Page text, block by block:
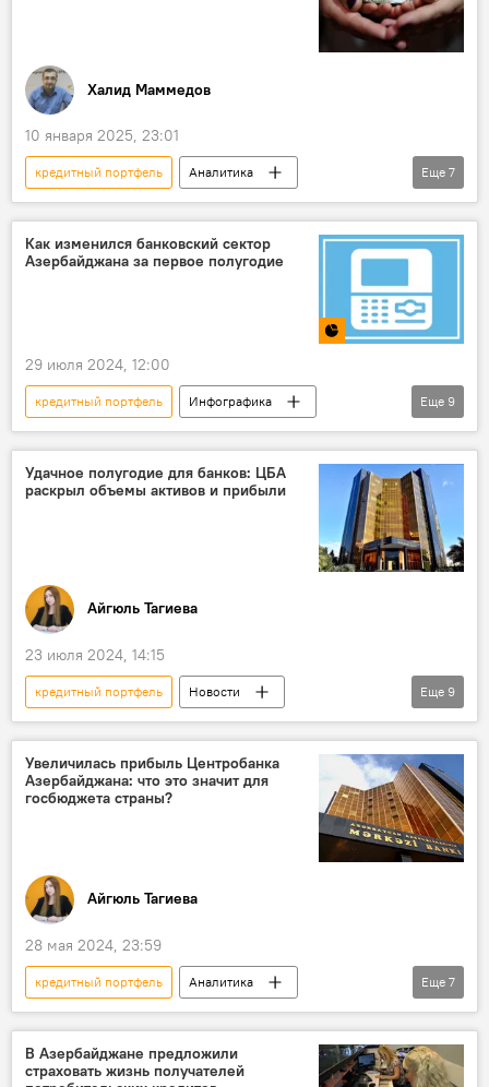
Узбекистан
Недвижимость
Халид Маммедов
10 января 2025, 23:01
кредитный портфель
Аналитика
Азербайджан
Центральный банк Азербайджана
Экономика
Кредитование
Еще 7
Как изменился банковский сектор
Азербайджана за первое полугодие
29 июля 2024, 12:00
кредитный портфель
Инфографика
Азербайджан
Экономика
Банковский рынок
депозиты
Кредит
Прибыль
Еще 9
Удачное полугодие для банков: ЦБА
раскрыл объемы активов и прибыли
Айгюль Тагиева
23 июля 2024, 14:15
кредитный портфель
Новости
Азербайджан
Центробанк АР
банковский сектор
Активы
Проблемные кредиты
депозиты
Азербайджанский ипотечный и кредитно-гарантийный фонд
Еще 9
Увеличилась прибыль Центробанка
Азербайджана: что это значит для
госбюджета страны?
Айгюль Тагиева
28 мая 2024, 23:59
кредитный портфель
Аналитика
Азербайджан
Центральный банк АР
Банки
мнение
Прибыль
Еще 7
В Азербайджане предложили
страховать жизнь получателей